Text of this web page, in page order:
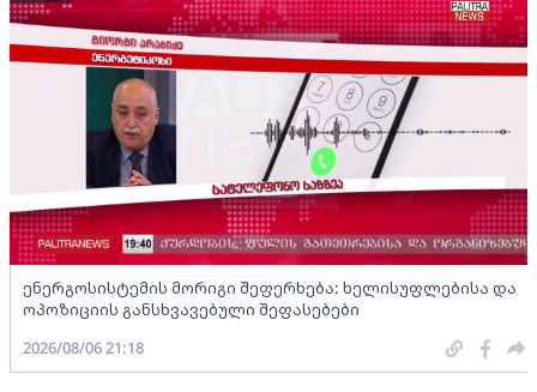
ენერგოსისტემის მორიგი შეფერხება: ხელისუფლებისა და
ოპოზიციის განსხვავებული შეფასებები
2026/08/06 21:18